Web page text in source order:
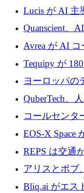
に 400 万ユー
Lucis が AI 主
を拡大するた
を調達
Quanscient、
ドウェア エ
1,000 万ユー
Avrea が AI
明するために
ら浮上
Tequipy が
動化するため
ヨーロッパの
る: イノベー
Luxembourg
QuberTech、
ゴムを開発す
コールセンタ
EOS-X Space
Mistral が
での完全無人
REPS は交通
を発電所に変
アリスとボブ
らの投資でシ
Bliq.ai がエス